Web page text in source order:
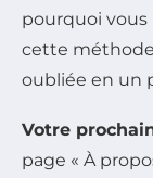
pourquoi vous
cette
oubliée en un
Votre
page « À